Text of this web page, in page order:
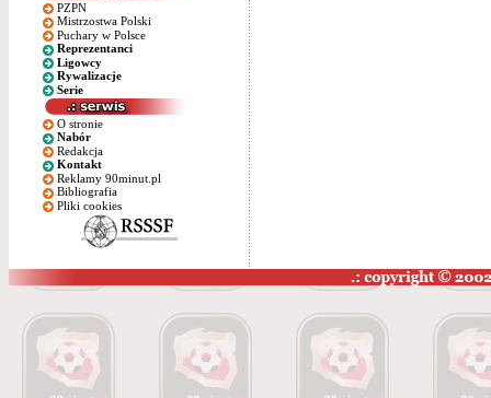
PZPN
Mistrzostwa Polski
Puchary w Polsce
Reprezentanci
Ligowcy
Rywalizacje
Serie
O stronie
Nabór
Redakcja
Kontakt
Reklamy 90minut.pl
Bibliografia
Pliki cookies